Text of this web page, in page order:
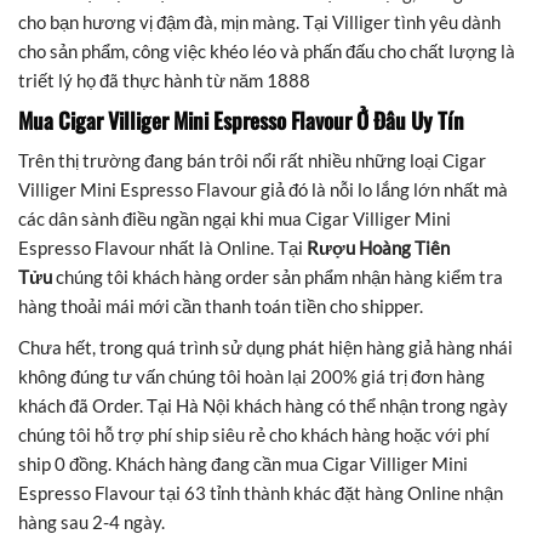
cho bạn hương vị đậm đà, mịn màng. Tại Villiger tình yêu dành
cho sản phẩm, công việc khéo léo và phấn đấu cho chất lượng là
triết lý họ đã thực hành từ năm 1888
Mua Cigar Villiger Mini Espresso Flavour Ở Đâu Uy Tín
Trên thị trường đang bán trôi nổi rất nhiều những loại Cigar
Villiger Mini Espresso Flavour giả đó là nỗi lo lắng lớn nhất mà
các dân sành điều ngần ngại khi mua Cigar Villiger Mini
Espresso Flavour nhất là Online. Tại Rượu Hoàng Tiên
Tửuchúng tôi khách hàng order sản phẩm nhận hàng kiểm tra
hàng thoải mái mới cần thanh toán tiền cho shipper.
Chưa hết, trong quá trình sử dụng phát hiện hàng giả hàng nhái
không đúng tư vấn chúng tôi hoàn lại 200% giá trị đơn hàng
khách đã Order. Tại Hà Nội khách hàng có thể nhận trong ngày
chúng tôi hỗ trợ phí ship siêu rẻ cho khách hàng hoặc với phí
ship 0 đồng. Khách hàng đang cần mua Cigar Villiger Mini
Espresso Flavour tại 63 tỉnh thành khác đặt hàng Online nhận
hàng sau 2-4 ngày.